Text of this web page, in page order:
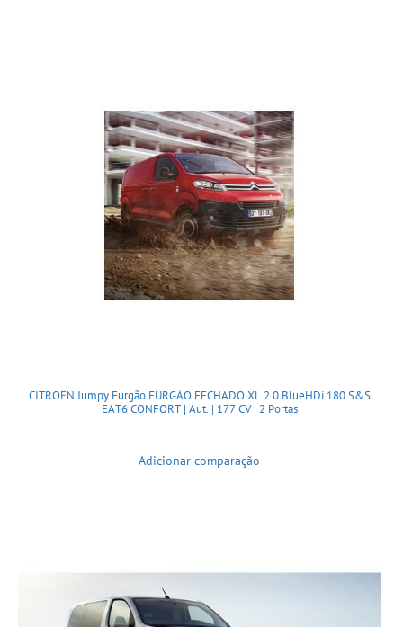
CITROËN Jumpy Furgão FURGÃO FECHADO XL 2.0 BlueHDi 180 S&S
EAT6 CONFORT | Aut. | 177 CV | 2 Portas
Adicionar comparação